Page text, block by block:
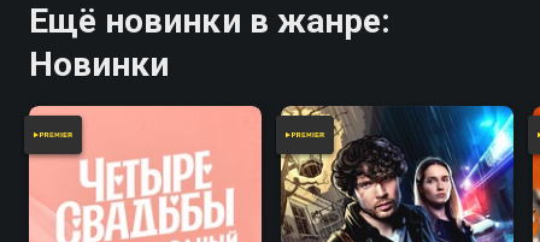
Ещё новинки в жанре:
Новинки